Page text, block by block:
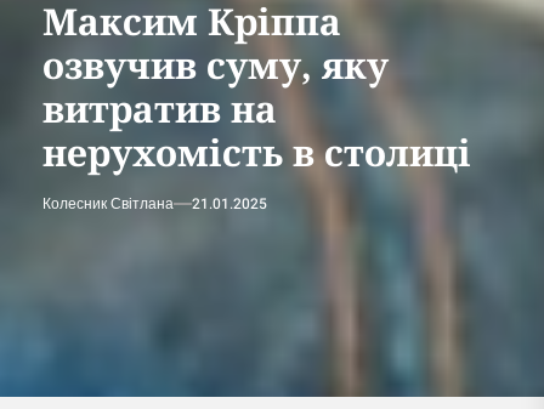
Максим Кріппа
озвучив суму, яку
витратив на
нерухомість в столиці
Колесник Світлана 21.01.2025